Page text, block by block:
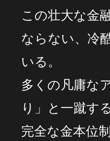
この壮大な金
ならない、冷
いる。
多くの凡庸な
り」と一蹴す
完全な金本位